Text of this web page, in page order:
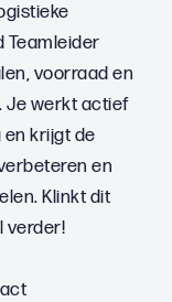
Teamleider
voorraad en
Je werkt actief
krijgt de
en
Klinkt dit
verder!